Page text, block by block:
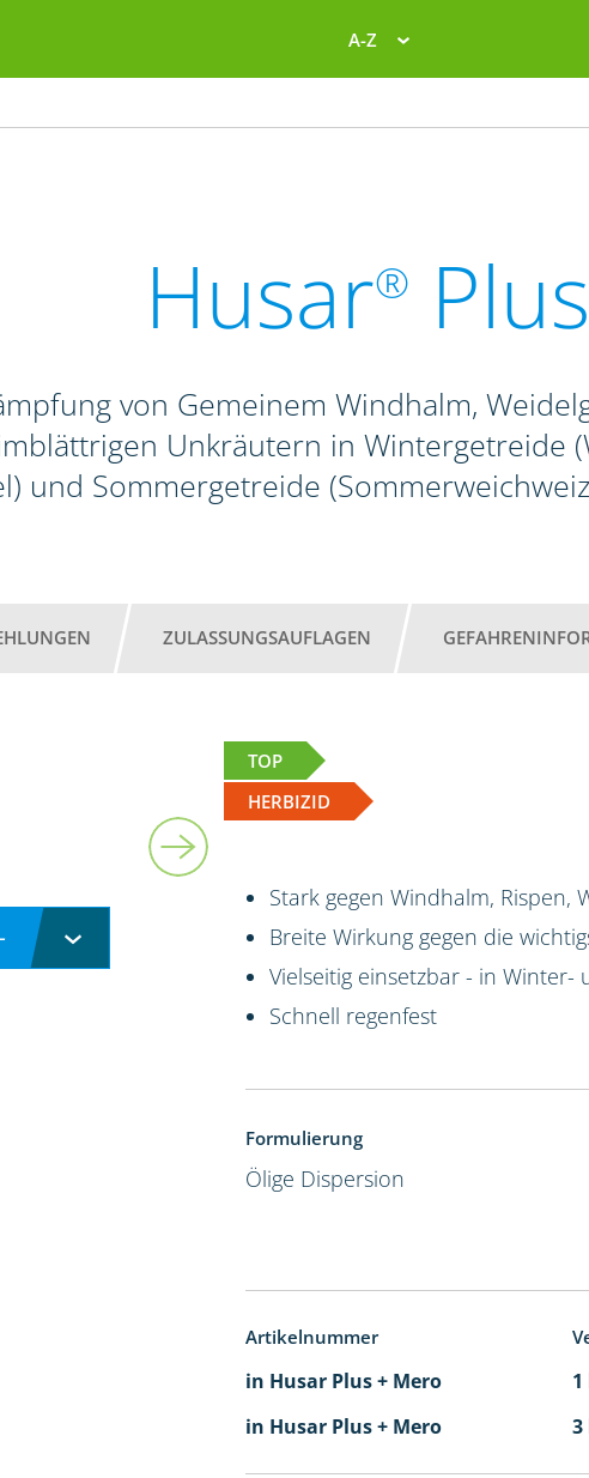
A-Z
Husar® Plus
von Gemeinem Windhalm,
Unkräutern in Wintergetreide
und Sommergetreide
ZULASSUNGSAUFLAGEN
TOP
HERBIZID
Stark gegen Windhalm, Rispen,
Breite Wirkung gegen die
Vielseitig einsetzbar - in Winter-
Schnell regenfest
Formulierung
Ölige Dispersion
Artikelnummer
in Husar Plus + Mero
1
in Husar Plus + Mero
3